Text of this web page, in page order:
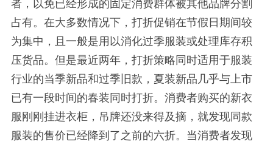
者，以免已经形成的固定消费群体被其他品牌分割
占有。在大多数情况下，打折促销在节假日期间较
为集中，且一般是用以消化过季服装或处理库存积
压货品。但是最近两年，打折策略同时适用于服装
行业的当季新品和过季旧款，夏装新品几乎与上市
已有一段时间的春装同时打折。消费者购买的新衣
服刚刚挂进衣柜，吊牌还没来得及摘，就发现同款
服装的售价已经降到了之前的六折。当消费者发现